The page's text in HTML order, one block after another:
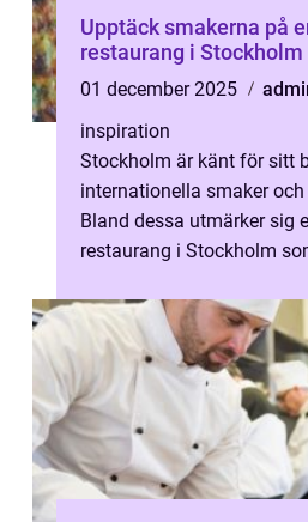
Upptäck smakerna på
restaurang i Stockholm
01 december 2025
inspiration
Stockholm är känt för sitt
internationella smaker
Bland dessa utmärker sig
restaurang i Stockholm